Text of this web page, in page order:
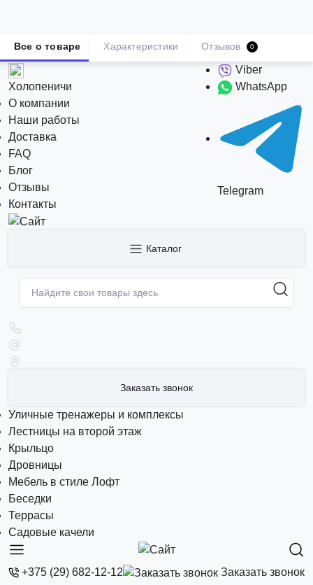
Холопеничи
О компании
Наши работы
Доставка
FAQ
Блог
Отзывы
Контакты
Viber
WhatsApp
Telegram
Каталог
Заказать звонок
Уличные тренажеры и комплексы
Лестницы на второй этаж
Крыльцо
Дровницы
Мебель в стиле Лофт
Беседки
Террасы
Садовые качели
+375 (29) 682-12-12 Заказать звонок
Все о товаре Характеристики Отзывов 0